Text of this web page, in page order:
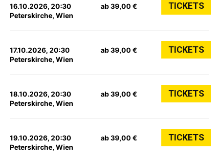
16.10.2026, 20:30
Peterskirche, Wien
ab 39,00 € TICKETS
17.10.2026, 20:30
Peterskirche, Wien
ab 39,00 € TICKETS
18.10.2026, 20:30
Peterskirche, Wien
ab 39,00 € TICKETS
19.10.2026, 20:30
Peterskirche, Wien
ab 39,00 € TICKETS